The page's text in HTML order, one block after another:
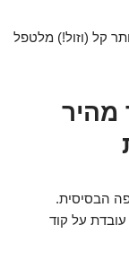
קל (וזול!) מלטפל
מהיר
הבסיסית.
על קוד